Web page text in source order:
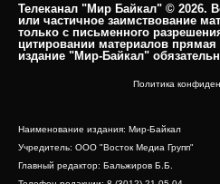
Телеканал "Мир Байкал" © 2026.
или частичное заимствование
только с письменного
цитировании материалов прямая
издание "Мир-Байкал"
Политика
Наименование издания: Мир-Байкал
Учредитель: ООО "Восток Медиа Групп"
Главный редактор: Бальжиров Б.Б.